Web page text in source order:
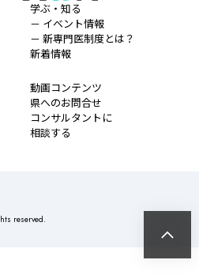
学ぶ・知る
－ イベント情報
－ 新専門医制度とは？
新着情報
動画コンテンツ
県へのお問合せ
コンサルタントに
相談する
reserved.